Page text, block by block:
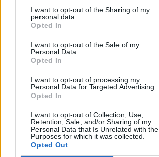
I want to opt-out of the Sharing of my
personal data.
Opted In
I want to opt-out of the Sale of my
Personal Data.
Opted In
I want to opt-out of processing my
Personal Data for Targeted Advertising.
Opted In
I want to opt-out of Collection, Use,
Retention, Sale, and/or Sharing of my
Personal Data that Is Unrelated with the
Purposes for which it was collected.
Opted Out
Séria/Značka:
24 mesiacov
TL
EU smernica:
Hlučnosť typ:
B
W
Index kg: